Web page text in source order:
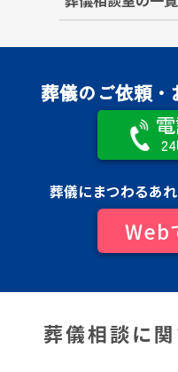
葬儀のご依頼
葬儀にまつわるあ
Web
葬儀相談に